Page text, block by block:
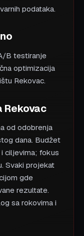
podataka.
B testiranje
optimizacija
Rekovac.
Rekovac
od odobrenja
dana. Budžet
ciljevima; fokus
Svaki projekat
gde
rezultate.
sa rokovima i